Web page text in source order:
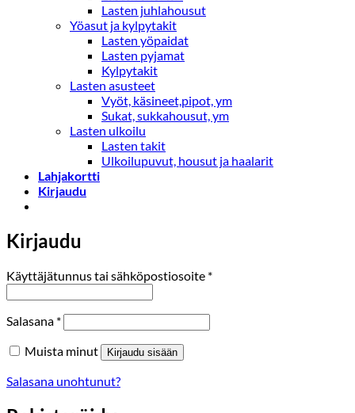
Lasten juhlahousut
Yöasut ja kylpytakit
Lasten yöpaidat
Lasten pyjamat
Kylpytakit
Lasten asusteet
Vyöt, käsineet,pipot, ym
Sukat, sukkahousut, ym
Lasten ulkoilu
Lasten takit
Ulkoilupuvut, housut ja haalarit
Lahjakortti
Kirjaudu
Kirjaudu
Käyttäjätunnus tai sähköpostiosoite *Vaaditaan
Salasana *Vaaditaan
Muista minut Kirjaudu sisään
Salasana unohtunut?